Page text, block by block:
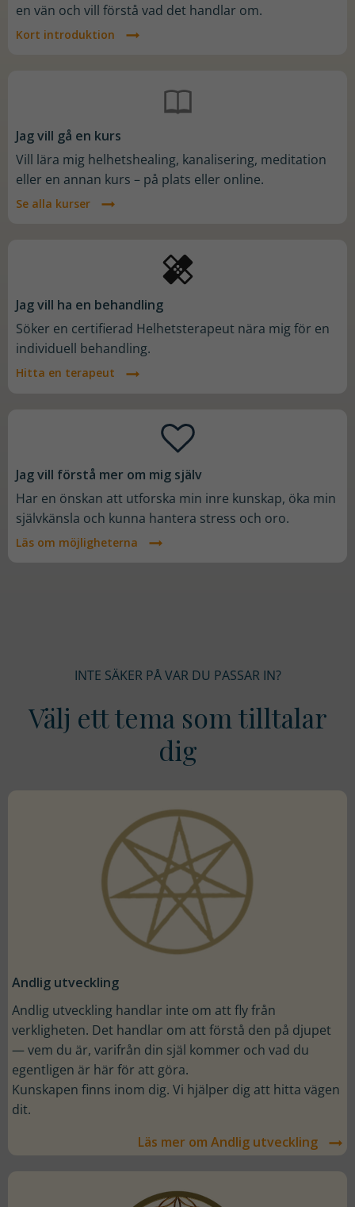
en vän och vill förstå vad det handlar om.
Kort introduktion
Jag vill gå en kurs
Vill lära mig helhetshealing, kanalisering, meditation
eller en annan kurs – på plats eller online.
Se alla kurser
Jag vill ha en behandling
Söker en certifierad Helhetsterapeut nära mig för en
individuell behandling.
Hitta en terapeut
Jag vill förstå mer om mig själv
Har en önskan att utforska min inre kunskap, öka min
självkänsla och kunna hantera stress och oro.
Läs om möjligheterna
INTE SÄKER PÅ VAR DU PASSAR IN?
Välj ett tema som tilltalar
dig
Andlig utveckling
Andlig utveckling handlar inte om att fly från
verkligheten. Det handlar om att förstå den på djupet
— vem du är, varifrån din själ kommer och vad du
egentligen är här för att göra.
Kunskapen finns inom dig. Vi hjälper dig att hitta vägen
dit.
Läs mer om Andlig utveckling